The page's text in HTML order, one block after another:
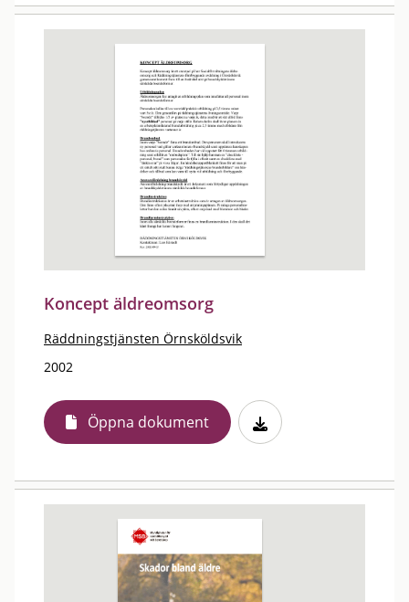
Koncept äldreomsorg
Räddningstjänsten Örnsköldsvik
2002
Öppna dokument